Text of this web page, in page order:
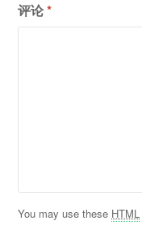
评论*
You may use these HTML